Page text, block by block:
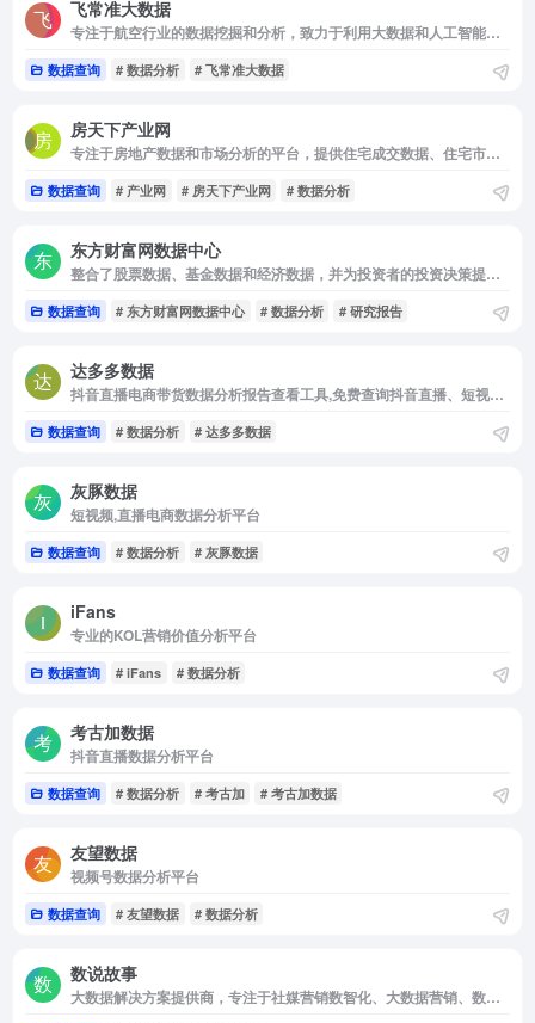
飞常准大数据
专注于航空行业的数据挖掘和分析，致力于利用大数据和人工智能技术提供全面的民航出行服务
数据查询 # 数据分析 # 飞常准大数据
房天下产业网
专注于房地产数据和市场分析的平台，提供住宅成交数据、住宅市场报告、新房指数走势等信息，帮助用户了解楼市动态和投资机会
数据查询 # 产业网 # 房天下产业网 # 数据分析
东方财富网数据中心
整合了股票数据、基金数据和经济数据，并为投资者的投资决策提供重要依据
数据查询 # 东方财富网数据中心 # 数据分析 # 研究报告
达多多数据
抖音直播电商带货数据分析报告查看工具,免费查询抖音直播、短视频、抖店等抖音数据
数据查询 # 数据分析 # 达多多数据
灰豚数据
短视频,直播电商数据分析平台
数据查询 # 数据分析 # 灰豚数据
iFans
专业的KOL营销价值分析平台
数据查询 # iFans # 数据分析
考古加数据
抖音直播数据分析平台
数据查询 # 数据分析 # 考古加 # 考古加数据
友望数据
视频号数据分析平台
数据查询 # 友望数据 # 数据分析
数说故事
大数据解决方案提供商，专注于社媒营销数智化、大数据营销、数字化转型和营销数字化的人工智能公司